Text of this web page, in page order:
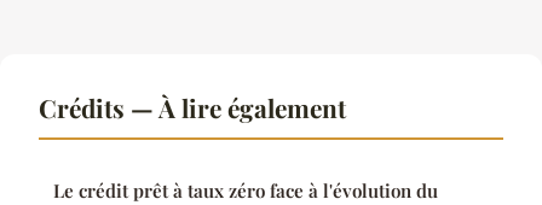
Crédits — À lire également
Le crédit prêt à taux zéro face à l'évolution du